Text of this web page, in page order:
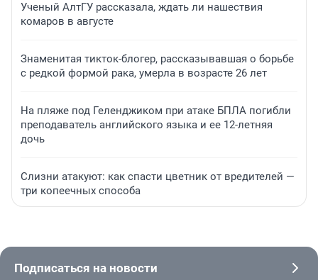
Ученый АлтГУ рассказала, ждать ли нашествия
комаров в августе
Знаменитая тикток-блогер, рассказывавшая о борьбе
с редкой формой рака, умерла в возрасте 26 лет
На пляже под Геленджиком при атаке БПЛА погибли
преподаватель английского языка и ее 12-летняя
дочь
Слизни атакуют: как спасти цветник от вредителей —
три копеечных способа
Подписаться на новости